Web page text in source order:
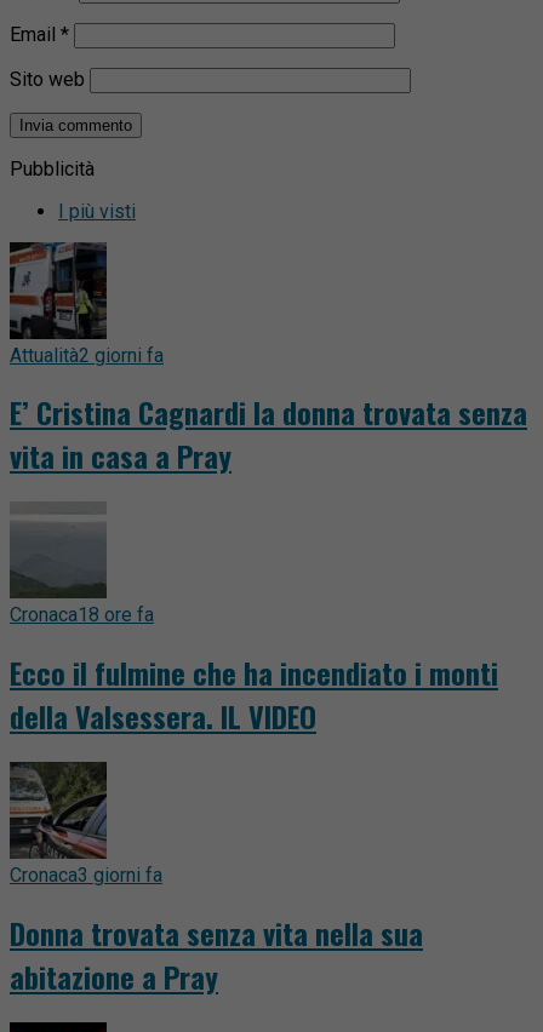
Email *
Sito web
Pubblicità
I più visti
Attualità2 giorni fa
E’ Cristina Cagnardi la donna trovata senza
vita in casa a Pray
Cronaca18 ore fa
Ecco il fulmine che ha incendiato i monti
della Valsessera. IL VIDEO
Cronaca3 giorni fa
Donna trovata senza vita nella sua
abitazione a Pray